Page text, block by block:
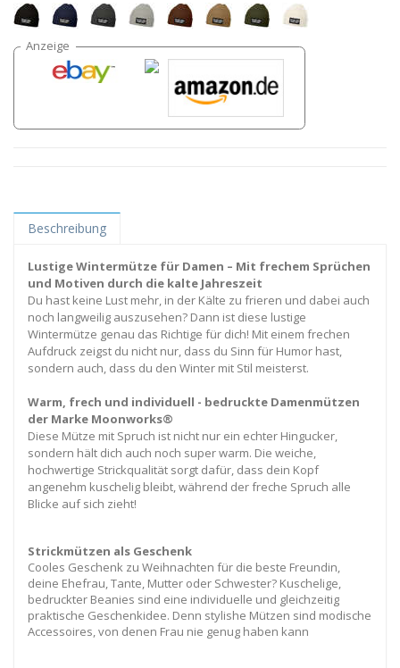
Beschreibung
Lustige Wintermütze für Damen – Mit frechem Sprüchen
und Motiven durch die kalte Jahreszeit
Du hast keine Lust mehr, in der Kälte zu frieren und dabei auch
noch langweilig auszusehen? Dann ist diese lustige
Wintermütze genau das Richtige für dich! Mit einem frechen
Aufdruck zeigst du nicht nur, dass du Sinn für Humor hast,
sondern auch, dass du den Winter mit Stil meisterst.
Warm, frech und individuell - bedruckte Damenmützen
der Marke Moonworks®
Diese Mütze mit Spruch ist nicht nur ein echter Hingucker,
sondern hält dich auch noch super warm. Die weiche,
hochwertige Strickqualität sorgt dafür, dass dein Kopf
angenehm kuschelig bleibt, während der freche Spruch alle
Blicke auf sich zieht!
Strickmützen als Geschenk
Cooles Geschenk zu Weihnachten für die beste Freundin,
deine Ehefrau, Tante, Mutter oder Schwester? Kuschelige,
bedruckter Beanies sind eine individuelle und gleichzeitig
praktische Geschenkidee. Denn stylishe Mützen sind modische
Accessoires, von denen Frau nie genug haben kann